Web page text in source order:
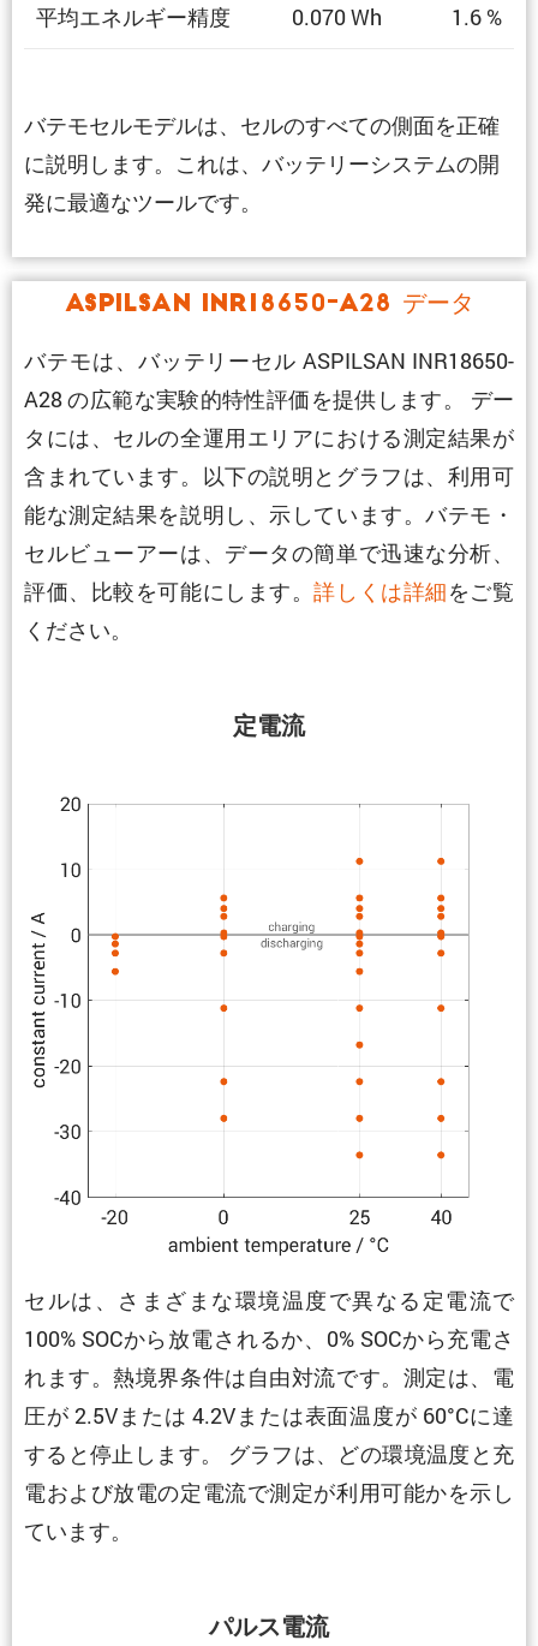
平均エネルギー精度 0.070 Wh 1.6 %
バテモセルモデルは、セルのすべての側面を正確
に説明します。これは、バッテリーシステムの開
発に最適なツールです。
ASPILSAN INR18650-A28 データ
バテモは、バッテリーセル ASPILSAN INR18650-
A28 の広範な実験的特性評価を提供します。 デー
タには、セルの全運用エリアにおける測定結果が
含まれています。以下の説明とグラフは、利用可
能な測定結果を説明し、示しています。バテモ・
セルビューアーは、データの簡単で迅速な分析、
評価、比較を可能にします。詳しくは詳細をご覧
ください。
定電流
セルは、さまざまな環境温度で異なる定電流で
100% SOCから放電されるか、0% SOCから充電さ
れます。熱境界条件は自由対流です。測定は、電
圧が 2.5Vまたは 4.2Vまたは表面温度が 60°Cに達
すると停止します。 グラフは、どの環境温度と充
電および放電の定電流で測定が利用可能かを示し
ています。
パルス電流